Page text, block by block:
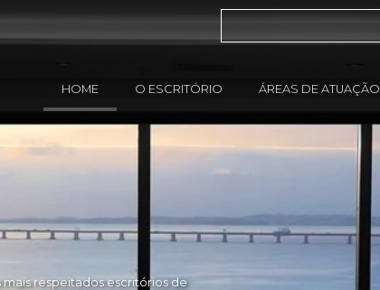
HOME O ESCRITÓRIO ÁREAS DE ATUAÇÃO
respeitados escritórios de